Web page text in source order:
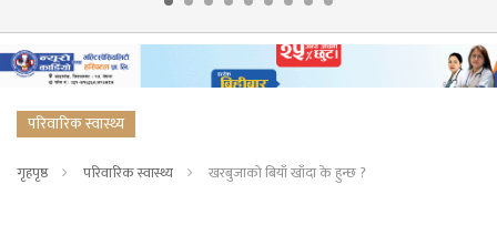
परिवारिक स्वास्थ्य
गृहपृष्ठ परिवारिक स्वास्थ्य खरबुजाको बियाँ खाँदा के हुन्छ ?